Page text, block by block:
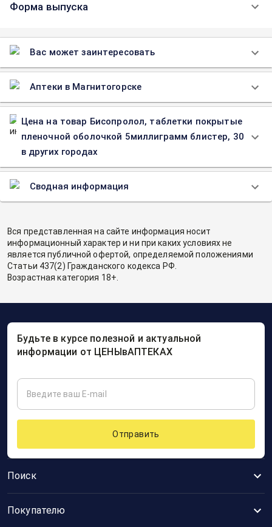
Форма выпуска
Вас может заинтересовать
Аптеки в Магнитогорске
Цена на товар Бисопролол, таблетки покрытые
пленочной оболочкой 5миллиграмм блистер, 30
в других городах
Сводная информация
Вся представленная на сайте информация носит
информационный характер и ни при каких условиях не
является публичной офертой, определяемой положениями
Статьи 437(2) Гражданского кодекса РФ.
Возрастная категория 18+.
Поиск
Покупателю
Будьте в курсе полезной и актуальной
информации от ЦЕНЫвАПТЕКАХ
Отправить